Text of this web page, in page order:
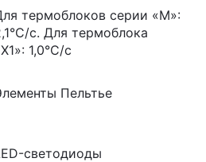
термоблоков серии «М»:
с. Для термоблока
1,0°С/с
Пельтье
светодиоды